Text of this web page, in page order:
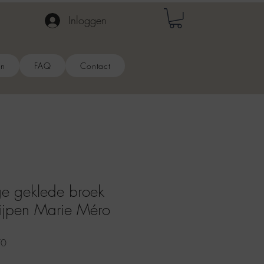
Inloggen
FAQ Contact
geklede broek
Marie Méro